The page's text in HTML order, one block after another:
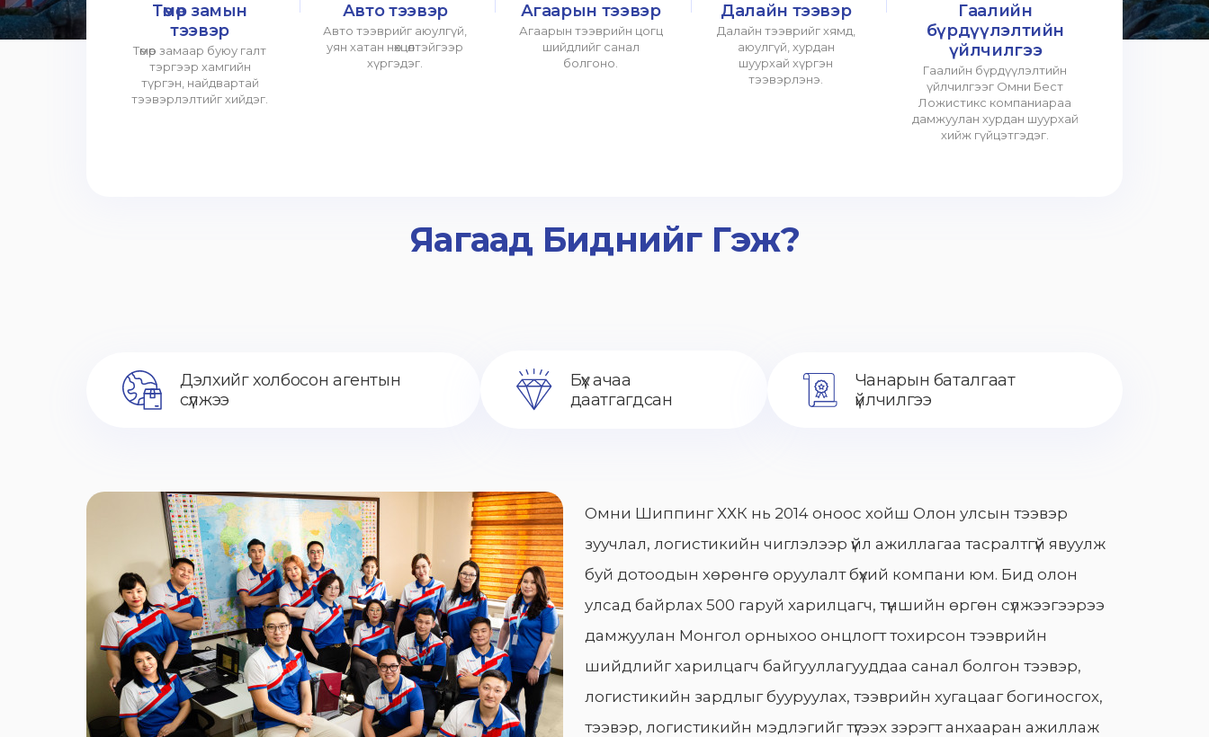
Төмөр замын
тээвэр
Төмөр замаар буюу галт
тэргээр хамгийн
түргэн, найдвартай
тээвэрлэлтийг хийдэг.
Авто тээвэр
Авто тээврийг аюулгүй,
уян хатан нөхцөлтэйгээр
хүргэдэг.
Агаарын тээвэр
Агаарын тээврийн цогц
шийдлийг санал
болгоно.
Далайн тээвэр
Далайн тээврийг хямд,
аюулгүй, хурдан
шуурхай хүргэн
тээвэрлэнэ.
Гаалийн
бүрдүүлэлтийн
үйлчилгээ
Гаалийн бүрдүүлэлтийн
үйлчилгээг Омни Бест
Ложистикс компаниараа
дамжуулан хурдан шуурхай
хийж гүйцэтгэдэг.
Яагаад Биднийг Гэж?
Дэлхийг холбосон агентын
сүлжээ
Бүх ачаа
даатгагдсан
Чанарын баталгаат
үйлчилгээ
Омни Шиппинг ХХК нь 2014 оноос хойш Олон улсын тээвэр
зуучлал, логистикийн чиглэлээр үйл ажиллагаа тасралтгүй явуулж
буй дотоодын хөрөнгө оруулалт бүхий компани юм. Бид олон
улсад байрлах 500 гаруй харилцагч, түншийн өргөн сүлжээгээрээ
дамжуулан Монгол орныхоо онцлогт тохирсон тээврийн
шийдлийг харилцагч байгууллагууддаа санал болгон тээвэр,
логистикийн зардлыг бууруулах, тээврийн хугацааг богиносгох,
тээвэр, логистикийн мэдлэгийг түгээх зэрэгт анхааран ажиллаж